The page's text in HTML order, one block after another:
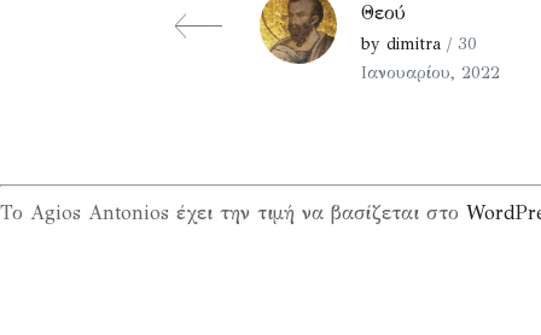
Θεού
by dimitra / 30
Ιανουαρίου, 2022
Το Agios Antonios έχει την τιμή να βασίζεται στο